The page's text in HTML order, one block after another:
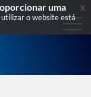
uma
o website está
x